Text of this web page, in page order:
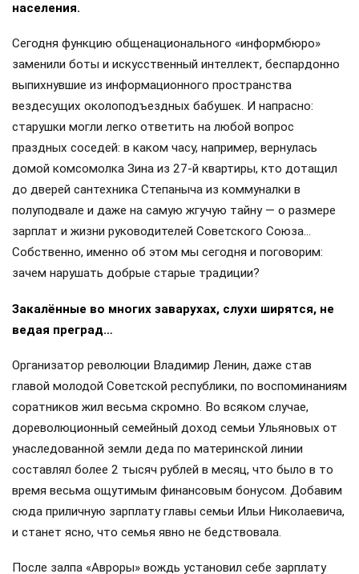
населения.
Сегодня функцию общенационального «информбюро»
заменили боты и искусственный интеллект, беспардонно
выпихнувшие из информационного пространства
вездесущих околоподъездных бабушек. И напрасно:
старушки могли легко ответить на любой вопрос
праздных соседей: в каком часу, например, вернулась
домой комсомолка Зина из 27-й квартиры, кто дотащил
до дверей сантехника Степаныча из коммуналки в
полуподвале и даже на самую жгучую тайну — о размере
зарплат и жизни руководителей Советского Союза…
Собственно, именно об этом мы сегодня и поговорим:
зачем нарушать добрые старые традиции?
Закалённые во многих заварухах, слухи ширятся, не
ведая преград…
Организатор революции Владимир Ленин, даже став
главой молодой Советской республики, по воспоминаниям
соратников жил весьма скромно. Во всяком случае,
дореволюционный семейный доход семьи Ульяновых от
унаследованной земли деда по материнской линии
составлял более 2 тысяч рублей в месяц, что было в то
время весьма ощутимым финансовым бонусом. Добавим
сюда приличную зарплату главы семьи Ильи Николаевича,
и станет ясно, что семья явно не бедствовала.
После залпа «Авроры» вождь установил себе зарплату